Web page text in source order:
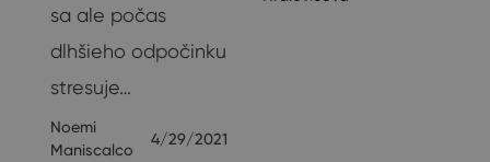
sa ale počas
dlhšieho odpočinku
stresuje…
Noemi
Maniscalco
4/29/2021